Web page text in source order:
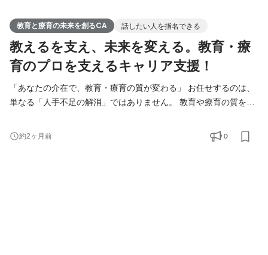
教育と療育の未来を創るCA 話したい人を指名できる
教えるを支え、未来を変える。教育・療
育のプロを支えるキャリア支援！
「あなたの介在で、教育・療育の質が変わる」 お任せするのは、
単なる「人手不足の解消」ではありません。 教育や療育の質を左
事です。 具体的には、以下の3つのステップで伴走していただき
ます。 ーーーーーーーーーーーーー 1. 志を形にするキャリアカウ
約2ヶ月前 0